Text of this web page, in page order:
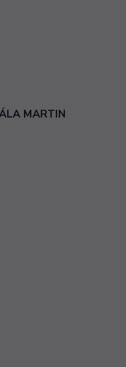
MARTIN